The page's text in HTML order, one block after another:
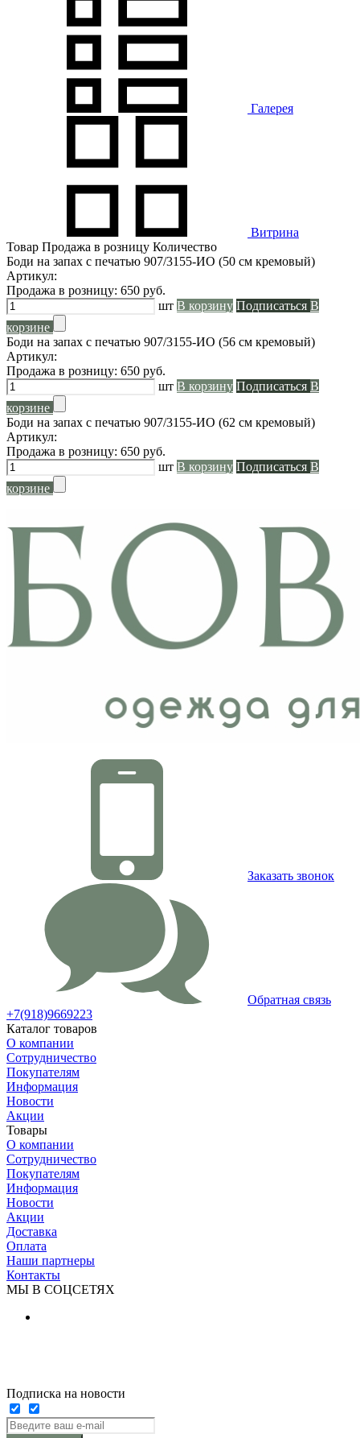
Галерея
Витрина
Товар Продажа в розницу Количество
Боди на запах с печатью 907/3155-ИО (50 см кремовый)
Артикул:
Продажа в розницу: 650 руб.
шт В корзину Подписаться В
корзине
Боди на запах с печатью 907/3155-ИО (56 см кремовый)
Артикул:
Продажа в розницу: 650 руб.
шт В корзину Подписаться В
корзине
Боди на запах с печатью 907/3155-ИО (62 см кремовый)
Артикул:
Продажа в розницу: 650 руб.
шт В корзину Подписаться В
корзине
Заказать звонок
Обратная связь
+7(918)9669223
Каталог товаров
О компании
Сотрудничество
Покупателям
Информация
Новости
Акции
Товары
О компании
Сотрудничество
Покупателям
Информация
Новости
Акции
Доставка
Оплата
Наши партнеры
Контакты
МЫ В СОЦСЕТЯХ
Подписка на новости